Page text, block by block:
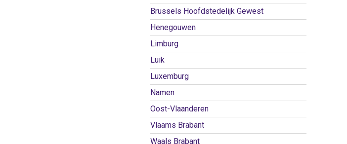
Brussels Hoofdstedelijk Gewest
Henegouwen
Limburg
Luik
Luxemburg
Namen
Oost-Vlaanderen
Vlaams Brabant
Waals Brabant